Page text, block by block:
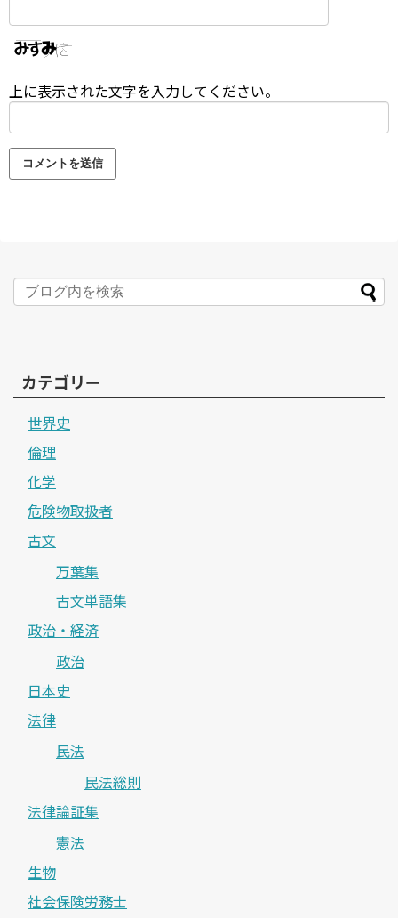
上に表示された文字を入力してください。
カテゴリー
世界史
倫理
化学
危険物取扱者
古文
万葉集
古文単語集
政治・経済
政治
日本史
法律
民法
民法総則
法律論証集
憲法
生物
社会保険労務士